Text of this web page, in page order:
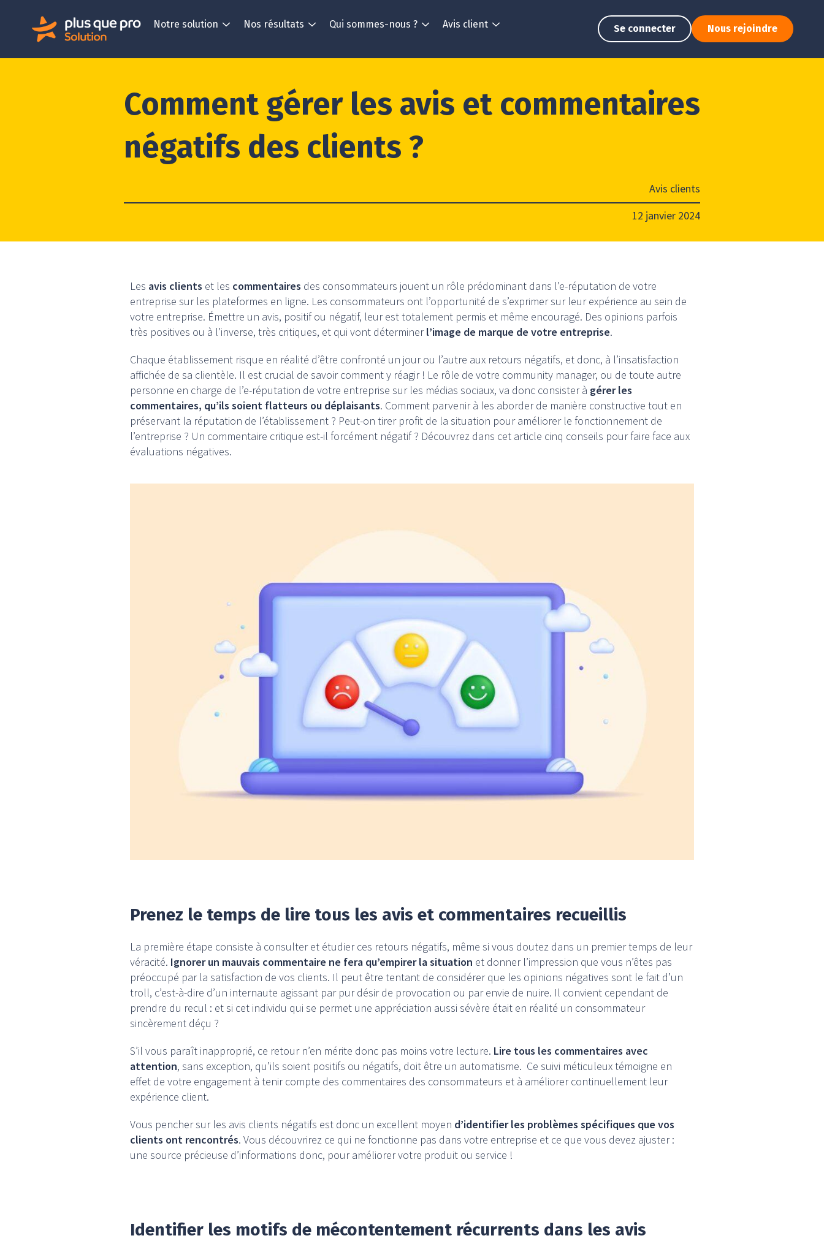
Notre solution Nos résultats Qui sommes-nous ? Avis client Se connecter Nous rejoindre
Comment gérer les avis et commentaires
négatifs des clients ?
Avis clients
12 janvier 2024
Les avis clients et les commentaires des consommateurs jouent un rôle prédominant dans l’e-réputation de votre
entreprise sur les plateformes en ligne. Les consommateurs ont l’opportunité de s’exprimer sur leur expérience au sein de
votre entreprise. Émettre un avis, positif ou négatif, leur est totalement permis et même encouragé. Des opinions parfois
très positives ou à l’inverse, très critiques, et qui vont déterminerl’image de marque de votre entreprise.
Chaque établissement risque en réalité d’être confronté un jour ou l’autre aux retours négatifs, et donc, à l’insatisfaction
affichée de sa clientèle. Il est crucial de savoir comment y réagir ! Le rôle de votre community manager, ou de toute autre
personne en charge de l’e-réputation de votre entreprise sur les médias sociaux, va donc consister à gérer les
commentaires, qu’ils soient flatteurs ou déplaisants. Comment parvenir à les aborder de manière constructive tout en
préservant la réputation de l’établissement ? Peut-on tirer profit de la situation pour améliorer le fonctionnement de
l’entreprise ? Un commentaire critique est-il forcément négatif ? Découvrez dans cet article cinq conseils pour faire face aux
évaluations négatives.
Prenez le temps de lire tous les avis et commentaires recueillis
La première étape consiste à consulter et étudier ces retours négatifs, même si vous doutez dans un premier temps de leur
véracité. Ignorer un mauvais commentaire ne fera qu’empirer la situation et donner l’impression que vous n’êtes pas
préoccupé par la satisfaction de vos clients. Il peut être tentant de considérer que les opinions négatives sont le fait d’un
troll, c’est-à-dire d’un internaute agissant par pur désir de provocation ou par envie de nuire. Il convient cependant de
prendre du recul : et si cet individu qui se permet une appréciation aussi sévère était en réalité un consommateur
sincèrement déçu ?
S’il vous paraît inapproprié, ce retour n’en mérite donc pas moins votre lecture. Lire tous les commentaires avec
attention, sans exception, qu’ils soient positifs ou négatifs, doit être un automatisme. Ce suivi méticuleux témoigne en
effet de votre engagement à tenir compte des commentaires des consommateurs et à améliorer continuellement leur
expérience client.
Vous pencher sur les avis clients négatifs est donc un excellent moyen d’identifier les problèmes spécifiques que vos
clients ont rencontrés. Vous découvrirez ce qui ne fonctionne pas dans votre entreprise et ce que vous devez ajuster :
une source précieuse d’informations donc, pour améliorer votre produit ou service !
Identifier les motifs de mécontentement récurrents dans les avis